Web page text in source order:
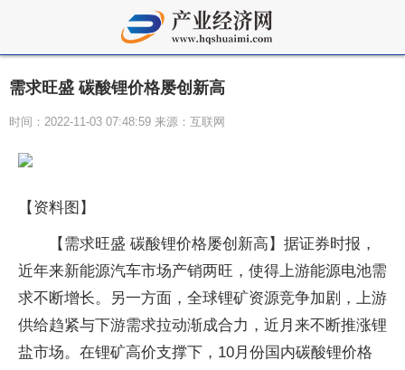
需求旺盛 碳酸锂价格屡创新高
时间：2022-11-03 07:48:59 来源：互联网
【资料图】
【需求旺盛 碳酸锂价格屡创新高】据证券时报，
近年来新能源汽车市场产销两旺，使得上游能源电池需
求不断增长。另一方面，全球锂矿资源竞争加剧，上游
供给趋紧与下游需求拉动渐成合力，近月来不断推涨锂
盐市场。在锂矿高价支撑下，10月份国内碳酸锂价格